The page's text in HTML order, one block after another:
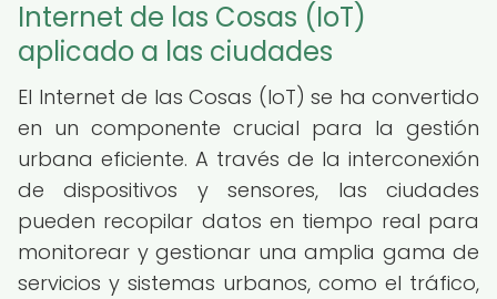
Internet de las Cosas (IoT)
aplicado a las ciudades
El Internet de las Cosas (IoT) se ha convertido
en un componente crucial para la gestión
urbana eficiente. A través de la interconexión
de dispositivos y sensores, las ciudades
pueden recopilar datos en tiempo real para
monitorear y gestionar una amplia gama de
servicios y sistemas urbanos, como el tráfico,